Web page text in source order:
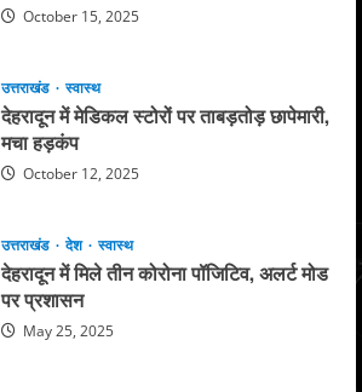
October 15, 2025
उत्तराखंड स्वास्थ
देहरादून में मेडिकल स्टोरों पर ताबड़तोड़ छापेमारी,
मचा हड़कंप
October 12, 2025
उत्तराखंड देश स्वास्थ
देहरादून में मिले तीन कोरोना पॉजिटिव, अलर्ट मोड
पर प्रशासन
May 25, 2025